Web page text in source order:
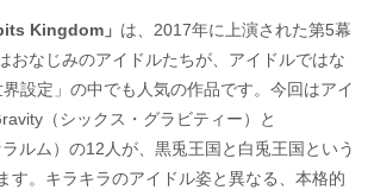
Kingdom」 は、2017年に上演された第5幕
おなじみのアイドルたちが、アイドルではな
設定」の中でも人気の作品です。今回はアイ
（シックス・グラビティー）と
ルム）の12人が、黒兎王国と白兎王国という
す。キラキラのアイドル姿と異なる、本格的